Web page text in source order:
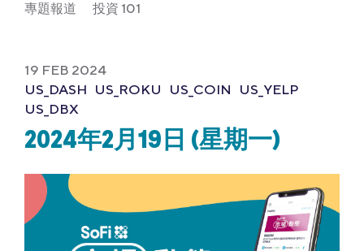
專題報道 投資 101
19 FEB 2024
US_DASH US_ROKU US_COIN
US_YELP
US_DBX
2024年2月19日 (星期一)